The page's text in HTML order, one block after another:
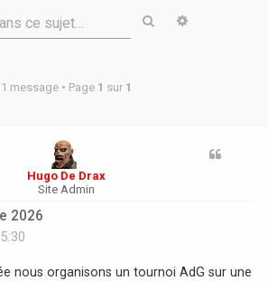
ce sujet… Rechercher
1 message • Page 1 sur 1
Hugo De Drax
Site Admin
2026
nous organisons un tournoi AdG sur une